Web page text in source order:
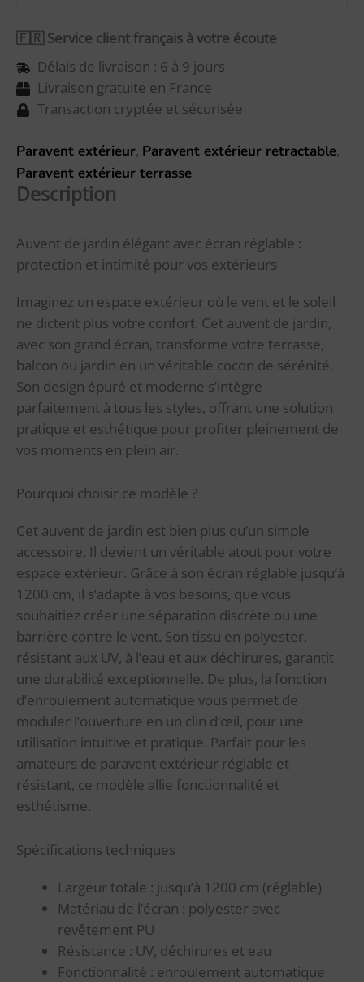
🇫🇷 Service client français à votre écoute
Délais de livraison : 6 à 9 jours
Livraison gratuite en France
Transaction cryptée et sécurisée
Paravent extérieur, Paravent extérieur retractable,
Paravent extérieur terrasse
Description
Auvent de jardin élégant avec écran réglable :
protection et intimité pour vos extérieurs
Imaginez un espace extérieur où le vent et le soleil
ne dictent plus votre confort. Cet auvent de jardin,
avec son grand écran, transforme votre terrasse,
balcon ou jardin en un véritable cocon de sérénité.
Son design épuré et moderne s’intègre
parfaitement à tous les styles, offrant une solution
pratique et esthétique pour profiter pleinement de
vos moments en plein air.
Pourquoi choisir ce modèle ?
Cet auvent de jardin est bien plus qu’un simple
accessoire. Il devient un véritable atout pour votre
espace extérieur. Grâce à son écran réglable jusqu’à
1200 cm, il s’adapte à vos besoins, que vous
souhaitiez créer une séparation discrète ou une
barrière contre le vent. Son tissu en polyester,
résistant aux UV, à l’eau et aux déchirures, garantit
une durabilité exceptionnelle. De plus, la fonction
d’enroulement automatique vous permet de
moduler l’ouverture en un clin d’œil, pour une
utilisation intuitive et pratique. Parfait pour les
amateurs de paravent extérieur réglable et
résistant, ce modèle allie fonctionnalité et
esthétisme.
Spécifications techniques
Largeur totale : jusqu’à 1200 cm (réglable)
Matériau de l’écran : polyester avec
revêtement PU
Résistance : UV, déchirures et eau
Fonctionnalité : enroulement automatique